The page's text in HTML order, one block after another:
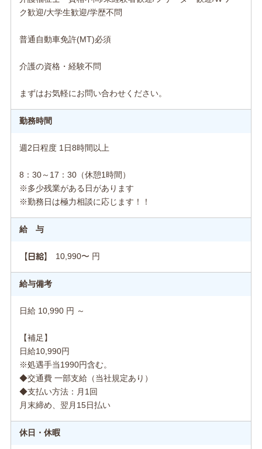
ク歓迎/大学生歓迎/学歴不問
普通自動車免許(MT)必須
介護の資格・経験不問
まずはお気軽にお問い合わせください。
勤務時間
週2日程度 1日8時間以上
8：30～17：30（休憩1時間）
※多少残業がある日があります
※勤務日は極力相談に応じます！！
給 与
【日給】 10,990〜 円
給与備考
日給 10,990 円 ～
【補足】
日給10,990円
※処遇手当1990円含む。
◆交通費 一部支給（当社規定あり）
◆支払い方法：月1回
月末締め、翌月15日払い
休日・休暇